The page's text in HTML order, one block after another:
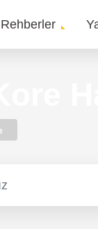
Main
Rehberler